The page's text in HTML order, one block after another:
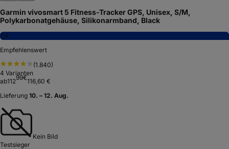
Garmin vivosmart 5 Fitness-Tracker GPS, Unisex, S/M,
Polykarbonatgehäuse, Silikonarmband, Black
7,4
Empfehlenswert
(1.840)
4 Varianten
ab11299€116,60 €
Lieferung 10. – 12. Aug.
Kein Bild
Testsieger